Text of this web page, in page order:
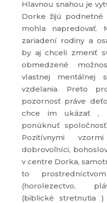
Hlavnou snahou je
Dorke žijú podnetné
mohla napredovať.
zariadení rodiny a
by aj chceli zmeniť
obmedzené
vlastnej mentálnej
vzdelania. Preto
pozornosť práve
chce im ukázať ,
ponúknuť
Pozitívnymi
dobrovoľníci,
v centre Dorka,
to
(horolezectvo,
(biblické stretnutia